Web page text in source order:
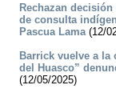
Rechazan
de consulta
Pascua Lama(12/
Barrick vuelve a la
del Huasco”
(12/05/2025)